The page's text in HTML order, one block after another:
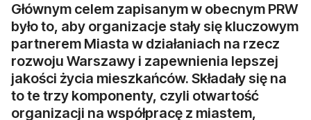
Głównym celem zapisanym w obecnym PRW
było to, aby organizacje stały się kluczowym
partnerem Miasta w działaniach na rzecz
rozwoju Warszawy i zapewnienia lepszej
jakości życia mieszkańców. Składały się na
to te trzy komponenty, czyli otwartość
organizacji na współpracę z miastem,